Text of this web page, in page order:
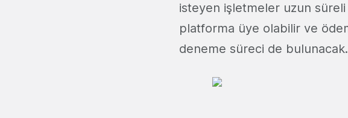
isteyen işletmeler uzun süreli
platforma üye olabilir ve
deneme süreci de bulunacak.